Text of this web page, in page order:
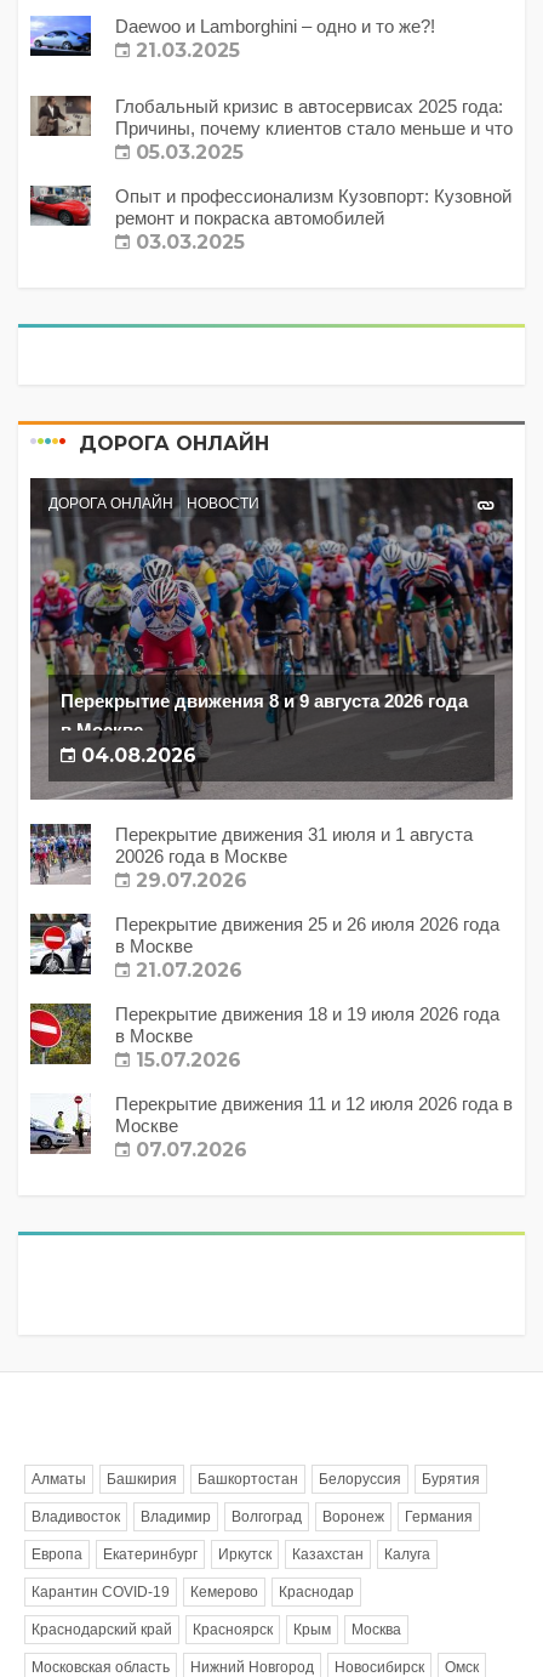
Daewoo и Lamborghini – одно и то же?!
21.03.2025
Глобальный кризис в автосервисах 2025 года:
Причины, почему клиентов стало меньше и что
с этим делать?
05.03.2025
Опыт и профессионализм Кузовпорт: Кузовной
ремонт и покраска автомобилей
03.03.2025
ДОРОГА ОНЛАЙН
ДОРОГА ОНЛАЙН НОВОСТИ
Перекрытие движения 8 и 9 августа 2026 года
в Москве
04.08.2026
Перекрытие движения 31 июля и 1 августа
20026 года в Москве
29.07.2026
Перекрытие движения 25 и 26 июля 2026 года
в Москве
21.07.2026
Перекрытие движения 18 и 19 июля 2026 года
в Москве
15.07.2026
Перекрытие движения 11 и 12 июля 2026 года в
Москве
07.07.2026
Алматы Башкирия Башкортостан Белоруссия Бурятия
Владивосток Владимир Волгоград Воронеж Германия
Европа Екатеринбург Иркутск Казахстан Калуга
Карантин COVID-19 Кемерово Краснодар
Краснодарский край Красноярск Крым Москва
Московская область Нижний Новгород Новосибирск Омск